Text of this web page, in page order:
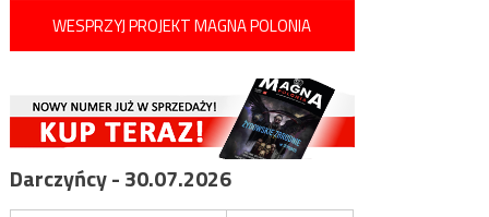
WESPRZYJ PROJEKT MAGNA POLONIA
Darczyńcy - 30.07.2026